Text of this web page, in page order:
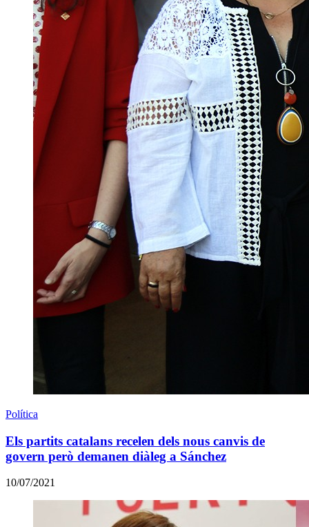
Política
Els partits catalans recelen dels nous canvis de
govern però demanen diàleg a Sánchez
10/07/2021